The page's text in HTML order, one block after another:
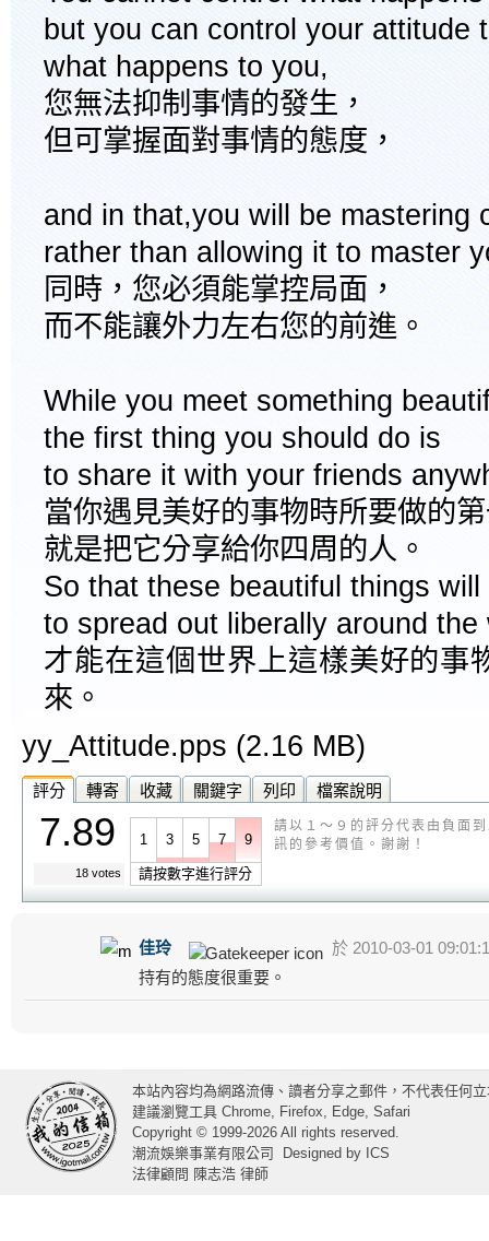
but you can control your attitude
what happens to you,
您無法抑制事情的發生，
但可掌握面對事情的態度，
and in that,you will be mastering
rather than allowing it to master
同時，您必須能掌控局面，
而不能讓外力左右您的前進。
While you meet something
the first thing you should do is
to share it with your friends
當你遇見美好的事物時所要做的
就是把它分享給你四周的人。
So that these beautiful things will
to spread out liberally around the
才能在這個世界上這樣美好的事
來。
yy_Attitude.pps (2.16 MB)
評分 轉寄 收藏 關鍵字 列印 檔案說明
7.89
18 votes
1 3 5 7 9
請按數字進行評分
請以１～９的評分代表由負面
訊的參考價值。謝謝！
佳玲
於 2010-03-01
持有的態度很重要。
本站內容均為網路流傳、讀者分享之郵件，不代表任何
建議瀏覽工具 Chrome, Firefox, Edge, Safari
Copyright © 1999-2026 All rights reserved.
潮流娛樂事業有限公司
Designed by ICS
法律顧問 陳志浩 律師